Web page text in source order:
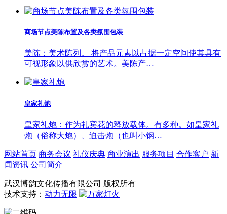
商场节点美陈布置及各类氛围包装
美陈：美术陈列。 将产品元素以占据一定空间使其具有
可视形象以供欣赏的艺术。美陈产…
皇家礼炮
皇家礼炮：作为礼宾花的释放载体。有多种。如皇家礼
炮（俗称大炮）、迫击炮（也叫小钢…
网站首页 商务会议 礼仪庆典 商业演出 服务项目 合作客户 新
闻资讯 公司简介
武汉博韵文化传播有限公司 版权所有
技术支持： 动力无限